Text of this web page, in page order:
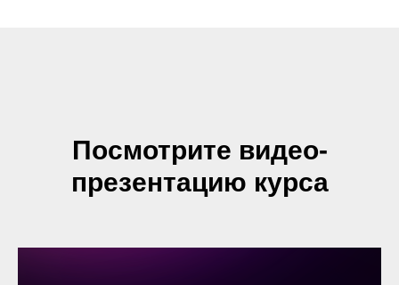
Посмотрите видео-
презентацию курса